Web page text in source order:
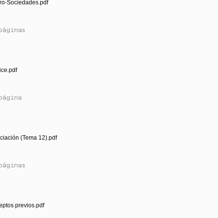
Sociedades.pdf
- Financiación (Tema 12).pdf
previos.pdf